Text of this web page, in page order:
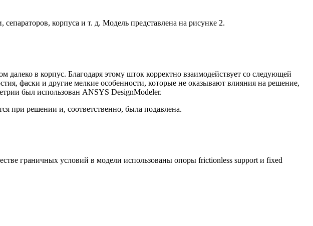
корпуса и т. д. Модель представлена на рисунке 2.
в корпус. Благодаря этому шток корректно взаимодействует со следующей
фаски и другие мелкие особенности, которые не оказывают влияния на решение,
был использован ANSYS DesignModeler.
при решении и, соответственно, была подавлена.
граничных условий в модели использованы опоры frictionless support и fixed